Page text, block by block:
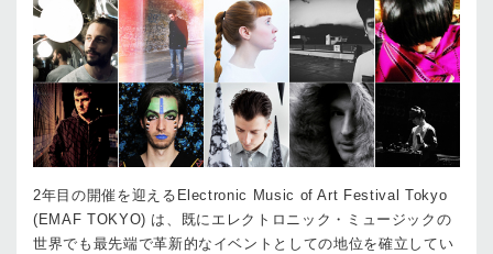
2年目の開催を迎えるElectronic Music of Art Festival Tokyo
(EMAF TOKYO) は、既にエレクトロニック・ミュージックの
世界でも最先端で革新的なイベントとしての地位を確立してい